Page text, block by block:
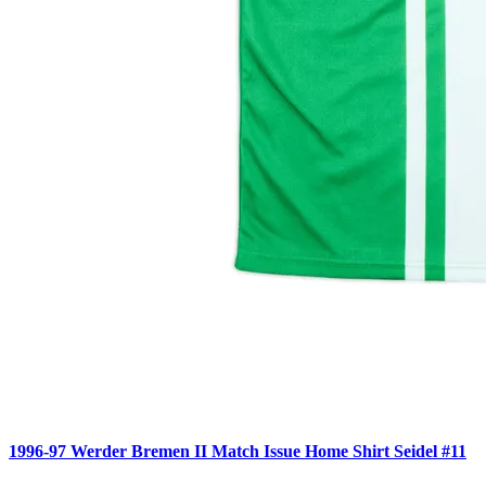
1996-97 Werder Bremen II Match Issue Home Shirt Seidel #11